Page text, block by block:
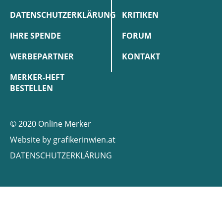
DATENSCHUTZERKLÄRUNG
IHRE SPENDE
WERBEPARTNER
MERKER-HEFT
BESTELLEN
KRITIKEN
FORUM
KONTAKT
© 2020 Online Merker
Website by grafikerinwien.at
DATENSCHUTZERKLÄRUNG